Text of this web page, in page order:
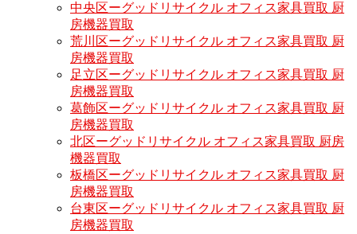
中央区ーグッドリサイクル オフィス家具買取 厨
房機器買取
荒川区ーグッドリサイクル オフィス家具買取 厨
房機器買取
足立区ーグッドリサイクル オフィス家具買取 厨
房機器買取
葛飾区ーグッドリサイクル オフィス家具買取 厨
房機器買取
北区ーグッドリサイクル オフィス家具買取 厨房
機器買取
板橋区ーグッドリサイクル オフィス家具買取 厨
房機器買取
台東区ーグッドリサイクル オフィス家具買取 厨
房機器買取